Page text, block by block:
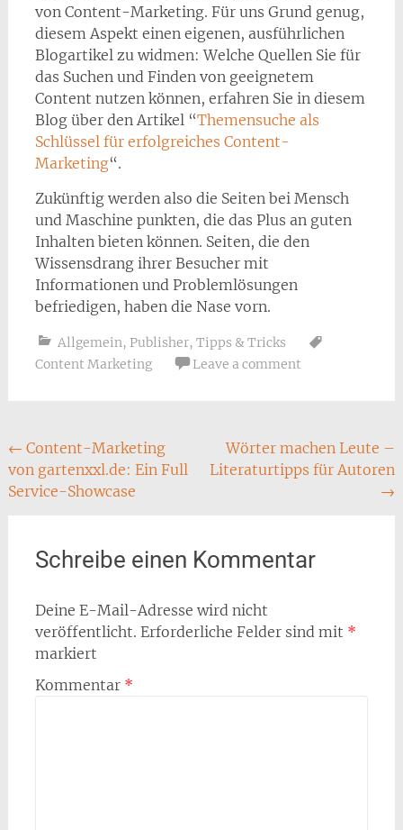
von Content-Marketing. Für uns Grund genug,
diesem Aspekt einen eigenen, ausführlichen
Blogartikel zu widmen: Welche Quellen Sie für
das Suchen und Finden von geeignetem
Content nutzen können, erfahren Sie in diesem
Blog über den Artikel “Themensuche als
Schlüssel für erfolgreiches Content-
Marketing“.
Zukünftig werden also die Seiten bei Mensch
und Maschine punkten, die das Plus an guten
Inhalten bieten können. Seiten, die den
Wissensdrang ihrer Besucher mit
Informationen und Problemlösungen
befriedigen, haben die Nase vorn.
Allgemein, Publisher, Tipps & Tricks
Content Marketing
Leave a comment
Post
navigation
← Content-Marketing
von gartenxxl.de: Ein Full
Service-Showcase
Wörter machen Leute –
Literaturtipps für Autoren
→
Schreibe einen Kommentar
Deine E-Mail-Adresse wird nicht
veröffentlicht. Erforderliche Felder sind mit *
markiert
Kommentar *